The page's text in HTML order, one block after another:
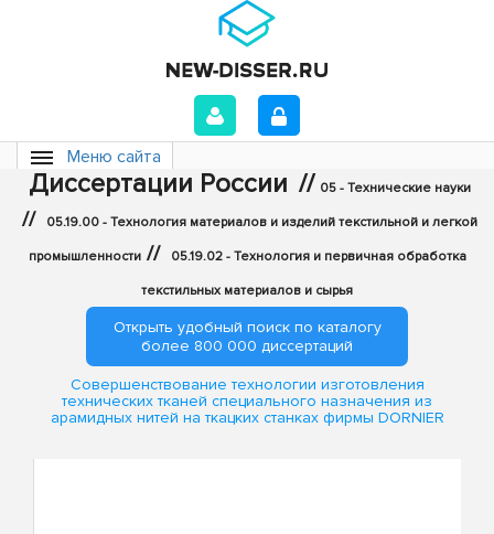
Меню сайта
Диссертации России // 05 - Технические науки
// 05.19.00 - Технология материалов и изделий текстильной и легкой
промышленности // 05.19.02 - Технология и первичная обработка
текстильных материалов и сырья
Открыть удобный поиск по каталогу
более 800 000 диссертаций
Совершенствование технологии изготовления
технических тканей специального назначения из
арамидных нитей на ткацких станках фирмы DORNIER